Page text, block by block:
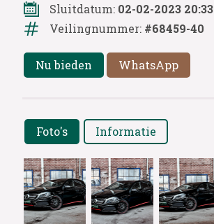
Sluitdatum: 02-02-2023 20:33
Veilingnummer: #68459-40
Nu bieden WhatsApp
Foto's Informatie